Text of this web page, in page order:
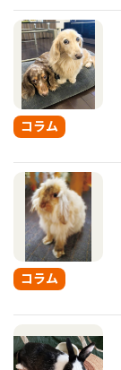
コラム
コラム